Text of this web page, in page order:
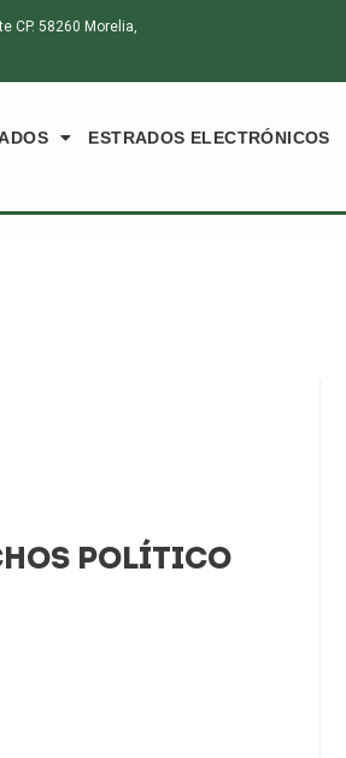
CP. 58260 Morelia,
ESTRADOS ELECTRÓNICOS
POLÍTICO